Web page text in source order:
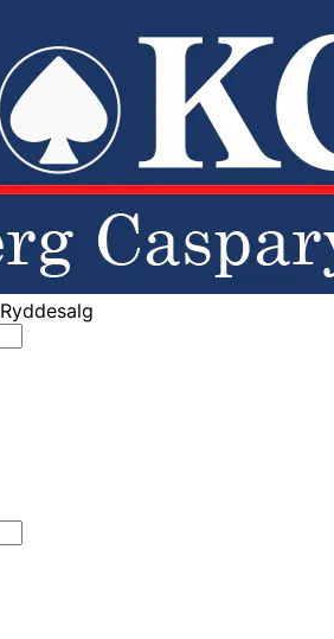
Ryddesalg